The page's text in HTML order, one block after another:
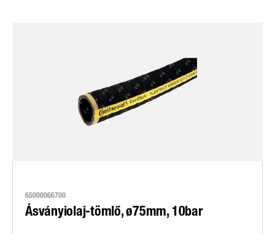
65000066700
Ásványiolaj-tömlő, ø75mm, 10bar